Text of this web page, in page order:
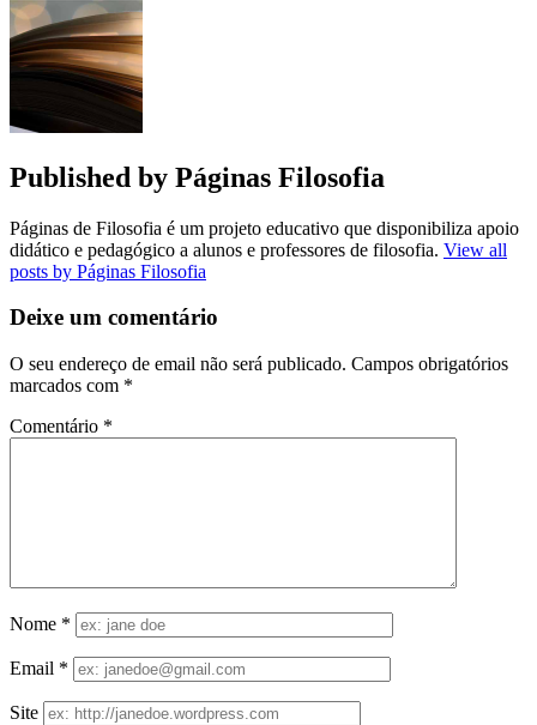
Published by Páginas Filosofia
Páginas de Filosofia é um projeto educativo que disponibiliza apoio
didático e pedagógico a alunos e professores de filosofia. View all
posts by Páginas Filosofia
Deixe um comentário
O seu endereço de email não será publicado. Campos obrigatórios
marcados com *
Comentário *
Nome *
Email *
Site